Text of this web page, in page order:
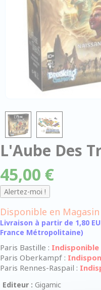
L'Aube Des
45,00 €
Disponible en Magasin
Livraison à partir de 1,80
France Métropolitaine)
Paris Bastille : Indisponible
Paris Oberkampf :
Paris Rennes-Raspail :
Editeur : Gigamic